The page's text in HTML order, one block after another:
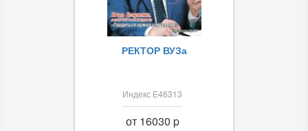
РЕКТОР ВУЗа
Индекс Е46313
от 16030 p